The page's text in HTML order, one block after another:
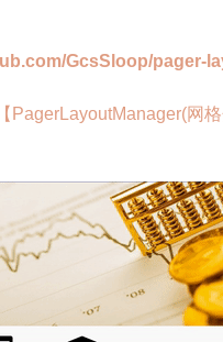
GcsSloop/pager-
【PagerLayoutManager(网格